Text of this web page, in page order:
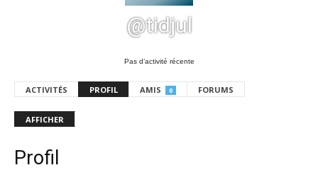
@tidjul
Pas d’activité récente
ACTIVITÉS PROFIL AMIS 0 FORUMS
AFFICHER
Profil